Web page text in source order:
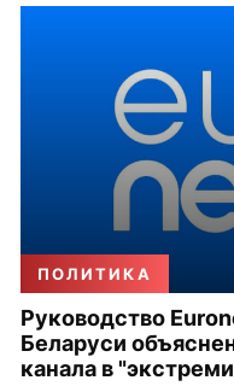
ПОЛИТИКА
Руководство
Беларуси
канала в